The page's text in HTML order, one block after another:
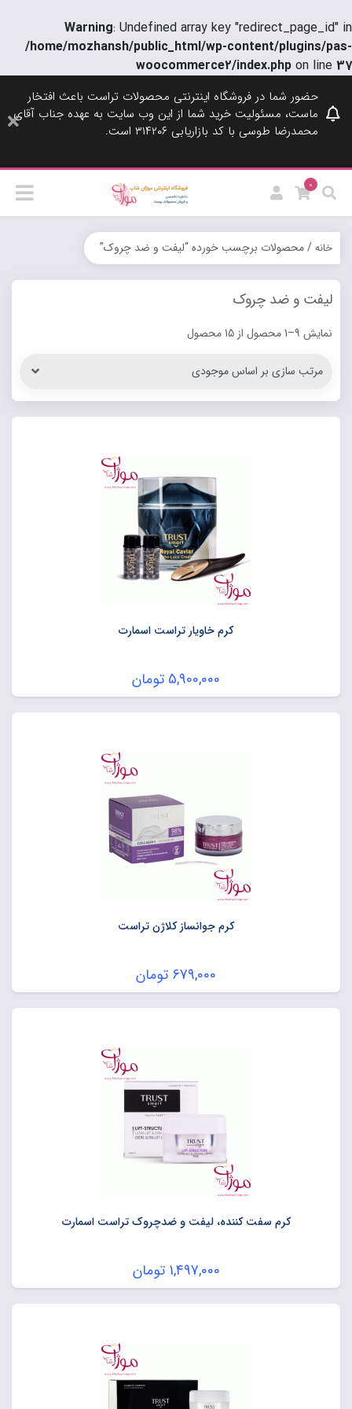
Warning: Undefined array key "redirect_page_id" in
/home/mozhansh/public_html/wp-content/plugins/pas-
woocommerce2/index.php on line 37
حضور شما در فروشگاه اینترنتی محصولات تراست باعث افتخار
ماست، مسئولیت خرید شما از این وب سایت به عهده جناب آقای
محمدرضا طوسی با کد بازاریابی ۳۱۴۲۰۶ است.
0
خانه/ محصولات برچسب خورده “لیفت و ضد چروک”
لیفت و ضد چروک
نمایش 9–1 محصول از 15 محصول
کرم خاویار تراست اسمارت
5,900,000 تومان
کرم جوانساز کلاژن تراست
679,000 تومان
کرم سفت کننده، لیفت و ضدچروک تراست اسمارت
1,497,000 تومان